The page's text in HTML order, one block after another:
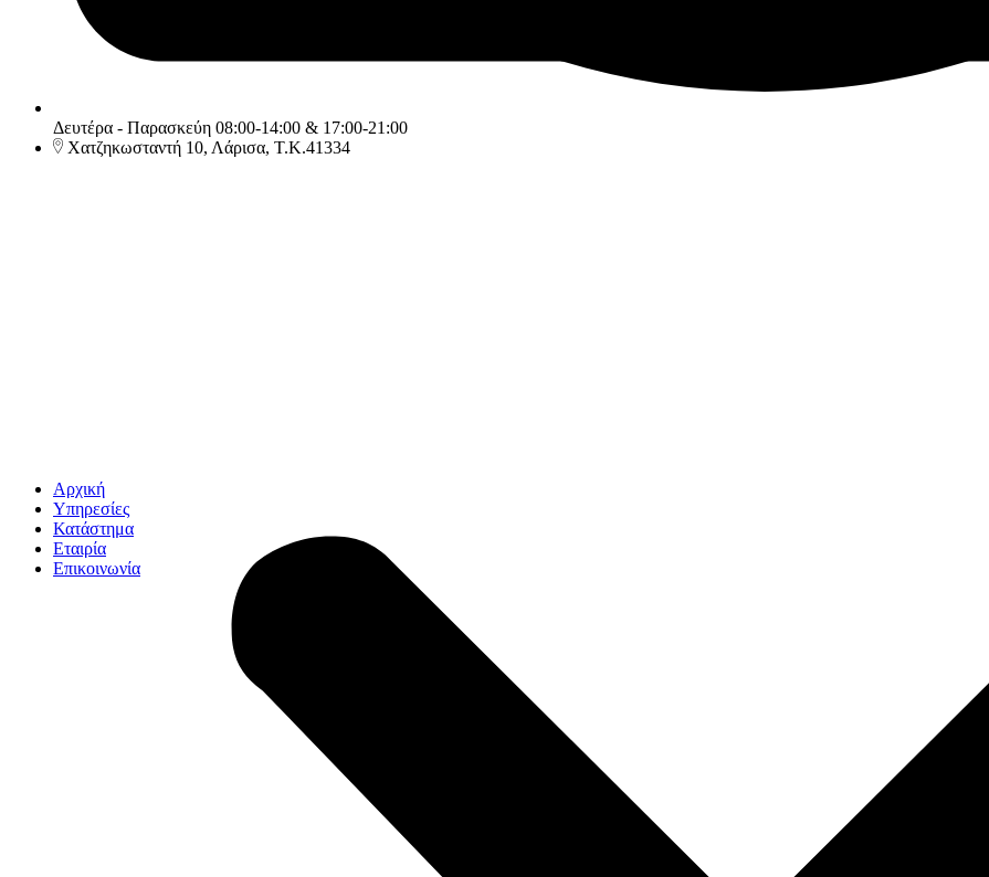
Δευτέρα - Παρασκεύη 08:00-14:00 & 17:00-21:00
Χατζηκωσταντή 10, Λάρισα, Τ.Κ.41334
Αρχική
Υπηρεσίες
Κατάστημα
Εταιρία
Επικοινωνία